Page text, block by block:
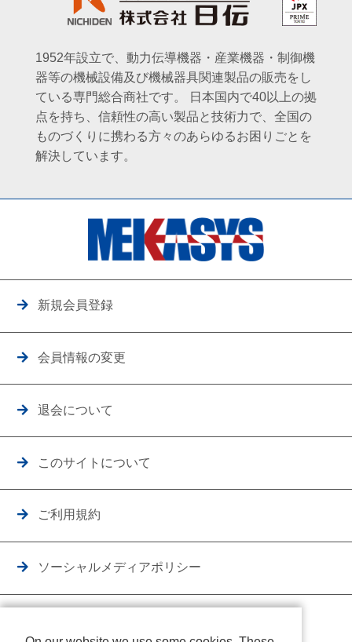
1952年設立で、動力伝導機器・産業機器・制御機
器等の機械設備及び機械器具関連製品の販売をし
ている専門総合商社です。
日本国内で40以上の拠
点を持ち、信頼性の高い製品と技術力で、全国の
ものづくりに携わる方々のあらゆるお困りごとを
解決しています。
新規会員登録
会員情報の変更
退会について
このサイトについて
ご利用規約
ソーシャルメディアポリシー